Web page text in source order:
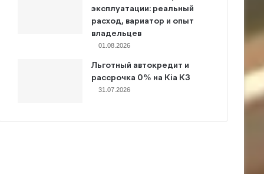
эксплуатации: реальный
расход, вариатор и опыт
владельцев
01.08.2026
Льготный автокредит и
рассрочка 0% на Kia K3
31.07.2026